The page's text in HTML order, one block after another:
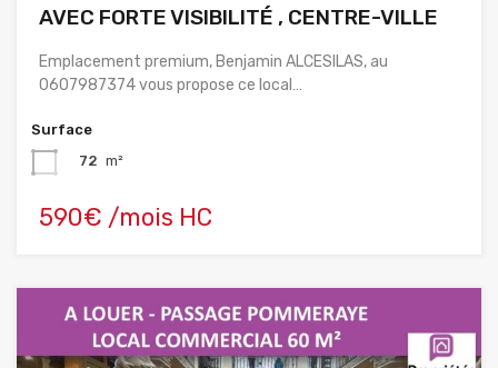
AVEC FORTE VISIBILITÉ , CENTRE-VILLE
Emplacement premium, Benjamin ALCESILAS, au
0607987374 vous propose ce local…
Surface
72 m²
590€ /mois HC